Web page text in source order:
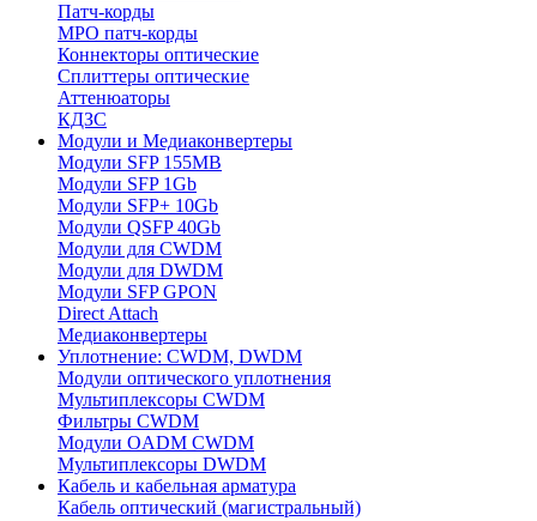
Патч-корды
MPO патч-корды
Коннекторы оптические
Сплиттеры оптические
Аттенюаторы
КДЗС
Модули и Медиаконвертеры
Модули SFP 155MB
Модули SFP 1Gb
Модули SFP+ 10Gb
Модули QSFP 40Gb
Модули для CWDM
Модули для DWDM
Модули SFP GPON
Direct Attach
Медиаконвертеры
Уплотнение: CWDM, DWDM
Модули оптического уплотнения
Мультиплексоры CWDM
Фильтры CWDM
Модули OADM CWDM
Мультиплексоры DWDM
Кабель и кабельная арматура
Кабель оптический (магистральный)